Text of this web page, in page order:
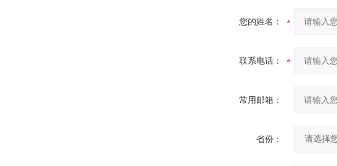
您的姓名：
联系电话：
常用邮箱：
省份：